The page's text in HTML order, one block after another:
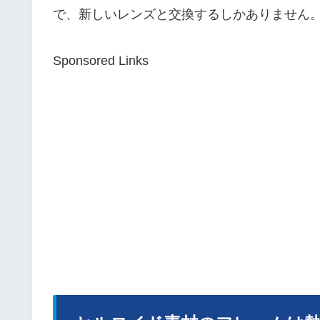
で、新しいレンズと交換するしかありません
Sponsored Links